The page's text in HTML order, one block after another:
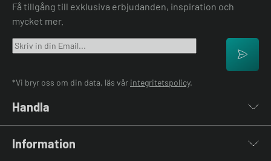
Få tillgång till exklusiva erbjudanden, inspiration och
mycket mer.
*Vi bryr oss om din data, läs vår integritetspolicy.
Handla
Laddkablar
Information